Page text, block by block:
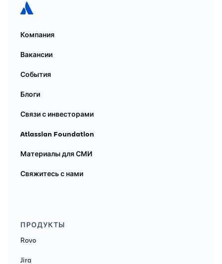
Компания
Вакансии
События
Блоги
Связи с инвесторами
Atlassian Foundation
Материалы для СМИ
Свяжитесь с нами
ПРОДУКТЫ
Rovo
Jira